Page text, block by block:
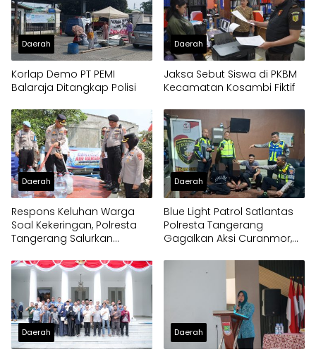
Daerah
Korlap Demo PT PEMI
Balaraja Ditangkap Polisi
Daerah
Jaksa Sebut Siswa di PKBM
Kecamatan Kosambi Fiktif
Daerah
Respons Keluhan Warga
Soal Kekeringan, Polresta
Tangerang Salurkan
Panongan
Daerah
Blue Light Patrol Satlantas
Polresta Tangerang
Gagalkan Aksi Curanmor,
Daerah Daerah